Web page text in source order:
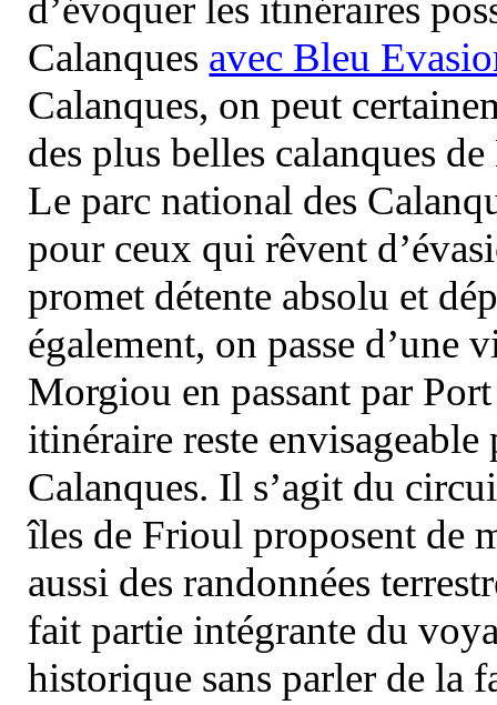
d’évoquer les itinéraires
Calanques avec Bleu
Calanques, on peut
des plus belles calanques
Le parc national des
pour ceux qui rêvent
promet détente absolu et
également, on passe d’une
Morgiou en passant par
itinéraire reste
Calanques. Il s’agit du
îles de Frioul proposent de
aussi des randonnées
fait partie intégrante du
historique sans parler de la